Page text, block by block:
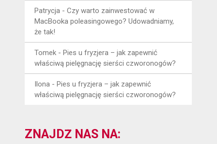
Patrycja -Czy warto zainwestować w
MacBooka poleasingowego? Udowadniamy,
że tak!
Tomek -Pies u fryzjera – jak zapewnić
właściwą pielęgnację sierści czworonogów?
Ilona -Pies u fryzjera – jak zapewnić
właściwą pielęgnację sierści czworonogów?
ZNAJDŹ NAS NA: